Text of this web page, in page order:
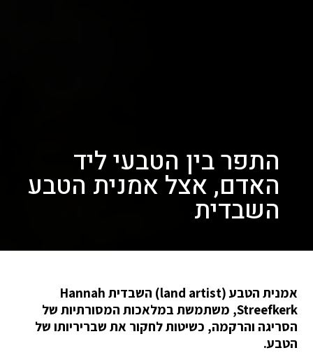
התפר בין הטבעי ליד
האדם, אצל אמנית הטבע
השבדית
אמנית הטבע (land artist) השבדית Hannah
Streefkerk, משתמשת במלאכות המסורתיות של
הסריגה והרקמה, כשיטות לחקור את שבריריותו של
הטבע.